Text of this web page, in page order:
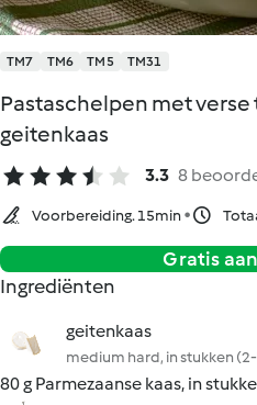
TM7 TM6 TM5 TM31
Pastaschelpen met
geitenkaas
3.3 8
Voorbereiding. 15min
Gratis
Ingrediënten
geitenkaas
medium hard, in stukken
80 g Parmezaanse kaas, in